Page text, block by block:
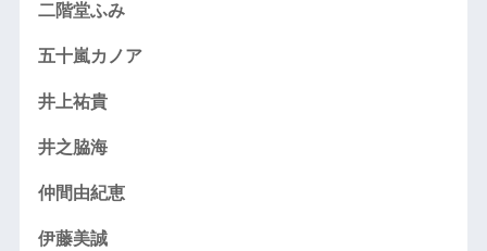
二階堂ふみ
五十嵐カノア
井上祐貴
井之脇海
仲間由紀恵
伊藤美誠